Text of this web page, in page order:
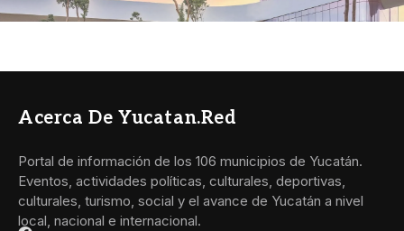
Acerca De Yucatan.red
Portal de información de los 106 municipios de Yucatán.
Eventos, actividades políticas, culturales, deportivas,
culturales, turismo, social y el avance de Yucatán a nivel
local, nacional e internacional.